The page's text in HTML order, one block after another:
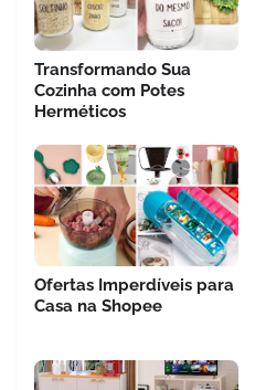
Transformando Sua
Cozinha com Potes
Herméticos
Ofertas Imperdíveis para
Casa na Shopee